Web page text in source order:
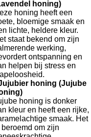
honing)
honing heeft een
bloemige smaak en
lichte, heldere kleur.
staat bekend om zijn
werking,
ontspanning en
helpen bij stress en
honing (Jujube
honing is donker
kleur en heeft een rijke,
smaak. Het
beroemd om zijn